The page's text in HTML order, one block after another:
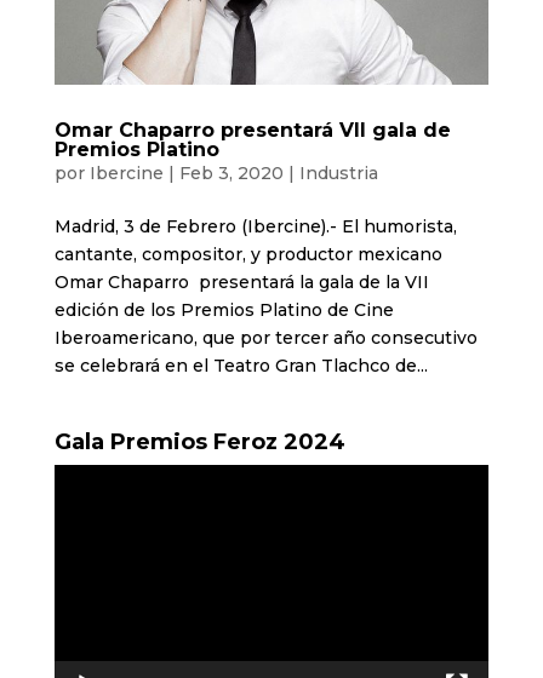
Omar Chaparro presentará VII gala de
Premios Platino
por Ibercine Feb 3, 2020 Industria
Madrid, 3 de Febrero (Ibercine).- El humorista,
cantante, compositor, y productor mexicano
Omar Chaparro presentará la gala de la VII
edición de los Premios Platino de Cine
Iberoamericano, que por tercer año consecutivo
se celebrará en el Teatro Gran Tlachco de...
Gala Premios Feroz 2024